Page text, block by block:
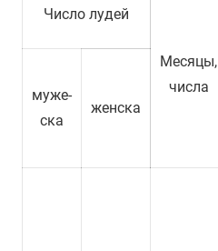
Число лудей
Месяцы,
числа
муже-
ска
женска